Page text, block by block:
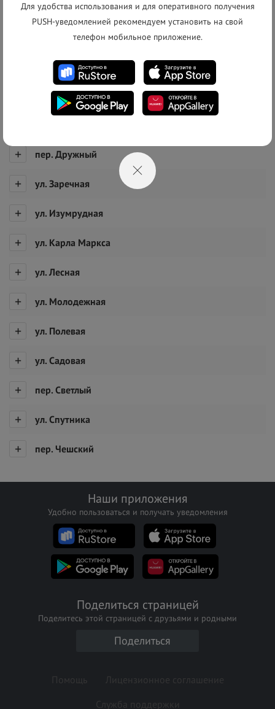
ул. Вани Малиновского
ул. Васильковая
пер. Глебовский
пер. Дачный
пер. Дружный
ул. Заречная
ул. Изумрудная
ул. Карла Маркса
ул. Лесная
ул. Молодежная
ул. Полевая
ул. Садовая
пер. Светлый
ул. Спутника
пер. Чешский
Наши приложения
Удобно пользоваться и получать уведомления
Поделиться страницей
Поделитесь этой страницей с друзьями и родными
Поделиться
Помощь
Лицензионное соглашение
Служба поддержки
Для удобства использования и для оперативного получения
PUSH-уведомленией рекомендуем установить на свой
телефон мобильное приложение.